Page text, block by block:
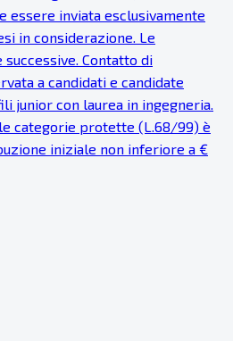
essere inviata esclusivamente
in considerazione. Le
Contatto di
a candidati e candidate
junior con laurea in ingegneria.
categorie protette (L.68/99) è
iniziale non inferiore a €